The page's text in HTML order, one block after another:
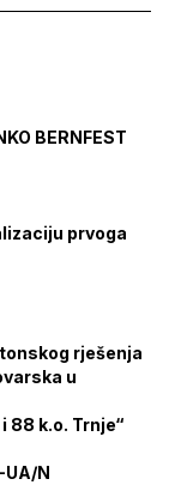
BERNFEST
prvoga
rješenja
u
88 k.o. Trnje“
UA/N